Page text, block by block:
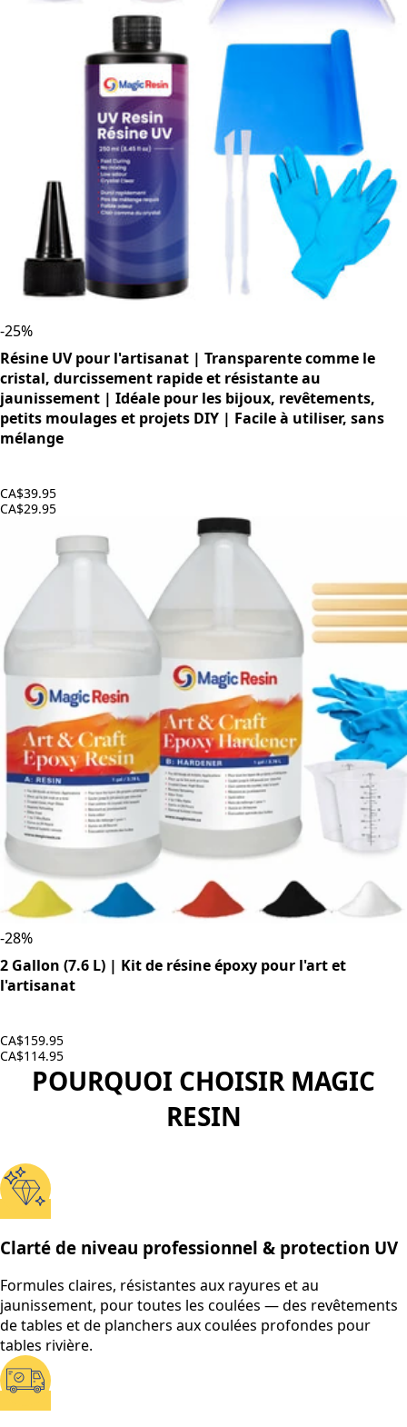
-25%
Résine UV pour l'artisanat | Transparente comme le
cristal, durcissement rapide et résistante au
jaunissement | Idéale pour les bijoux, revêtements,
petits moulages et projets DIY | Facile à utiliser, sans
mélange
CA$39.95
CA$29.95
-28%
2 Gallon (7.6 L) | Kit de résine époxy pour l'art et
l'artisanat
CA$159.95
CA$114.95
POURQUOI CHOISIR MAGIC
RESIN
Clarté de niveau professionnel & protection UV
Formules claires, résistantes aux rayures et au
jaunissement, pour toutes les coulées — des revêtements
de tables et de planchers aux coulées profondes pour
tables rivière.